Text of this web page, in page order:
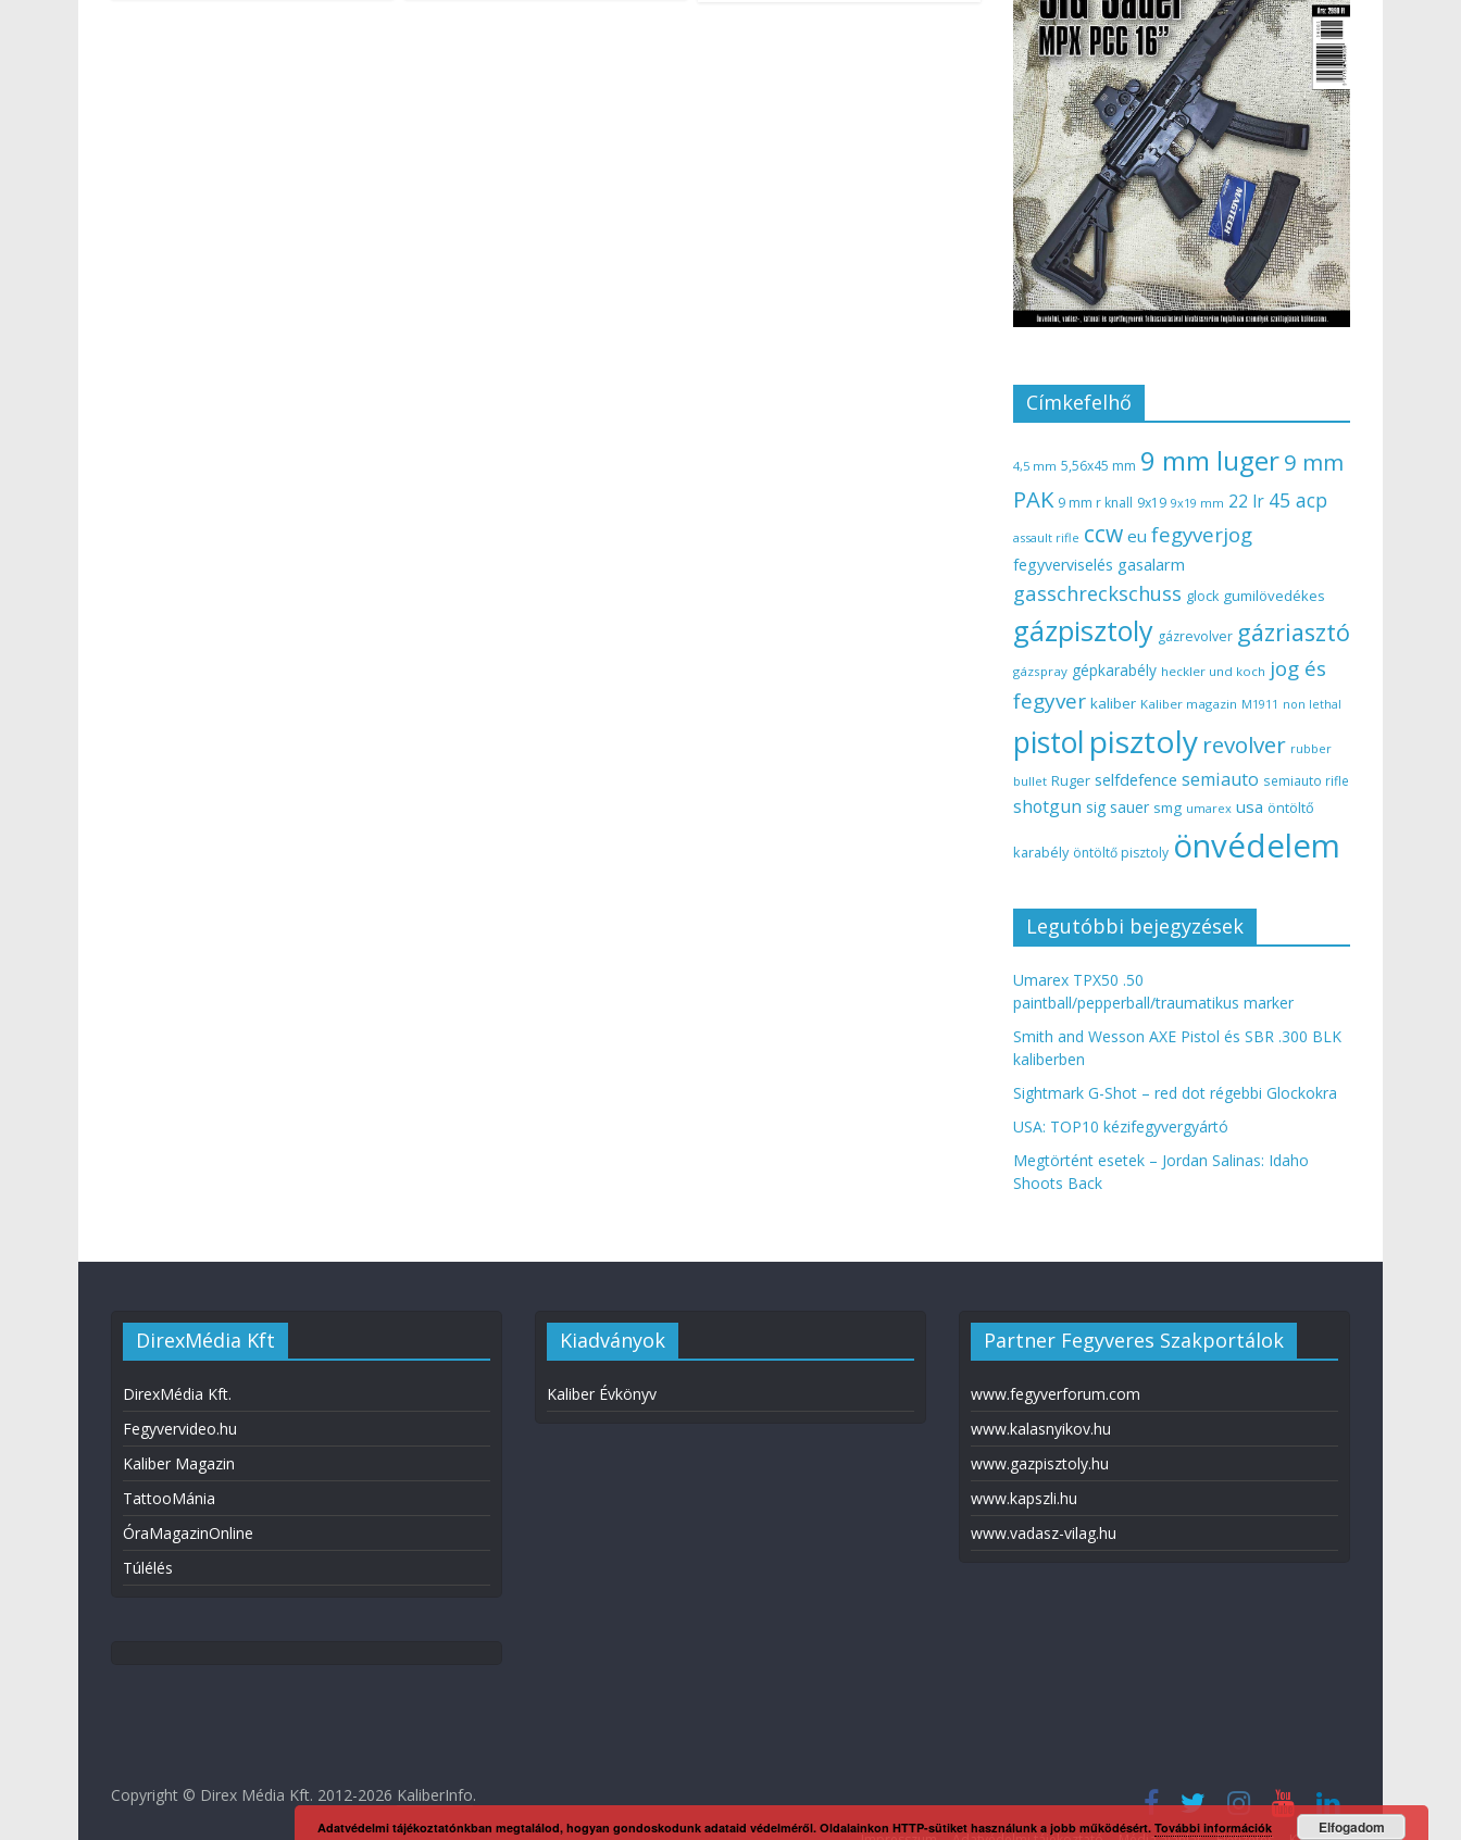
Címkefelhő
4,5 mm 5,56x45 mm 9 mm luger9 mm
PAK 9 mm r knall 9x19 9x19 mm 22 lr 45 acp
assault rifle ccw eu fegyverjog
fegyverviselés gasalarm
gasschreckschuss glock gumilövedékes
gázpisztoly gázrevolver gázriasztó
gázspray gépkarabély heckler und koch jog és
fegyver kaliber Kaliber magazin M1911 non lethal
pistol pisztoly revolver rubber
bullet Ruger selfdefence semiauto semiauto rifle
shotgun sig sauer smg umarex usa öntöltő
karabély öntöltő pisztoly önvédelem
Legutóbbi bejegyzések
Umarex TPX50 .50
paintball/pepperball/traumatikus marker
Smith and Wesson AXE Pistol és SBR .300 BLK
kaliberben
Sightmark G-Shot – red dot régebbi Glockokra
USA: TOP10 kézifegyvergyártó
Megtörtént esetek – Jordan Salinas: Idaho
Shoots Back
DirexMédia Kft
DirexMédia Kft.
Fegyvervideo.hu
Kaliber Magazin
TattooMánia
ÓraMagazinOnline
Túlélés
Kiadványok
Kaliber Évkönyv
Partner Fegyveres Szakportálok
www.fegyverforum.com
www.kalasnyikov.hu
www.gazpisztoly.hu
www.kapszli.hu
www.vadasz-vilag.hu
Copyright © Direx Média Kft. 2012-2026 KaliberInfo.
Adatvédelmi tájékoztatónkban megtalálod, hogyan gondoskodunk adataid védelméről. Oldalainkon HTTP-sütiket használunk a jobb működésért. További információk Elfogadom